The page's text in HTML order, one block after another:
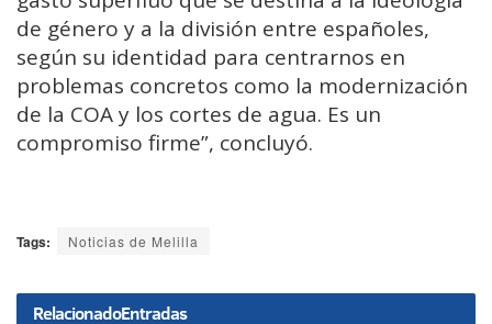
de género y a la división entre españoles,
según su identidad para centrarnos en
problemas concretos como la modernización
de la COA y los cortes de agua. Es un
compromiso firme”, concluyó.
Tags: Noticias de Melilla
RelacionadoEntradas